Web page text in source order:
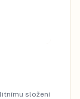
složení